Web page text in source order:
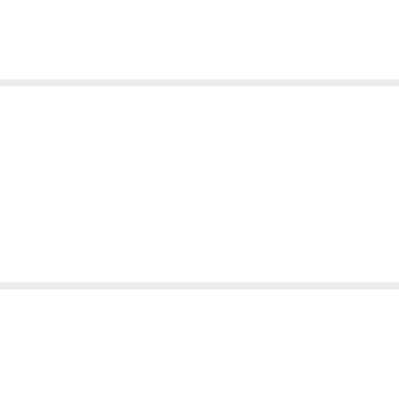
است که با آن به راحتی می توانید آرایش خود را پاک کنید. این محصول یکی